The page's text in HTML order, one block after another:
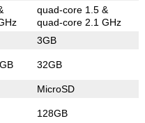
quad-core 1.5 &
quad-core 2.1 GHz
3GB
32GB
MicroSD
128GB